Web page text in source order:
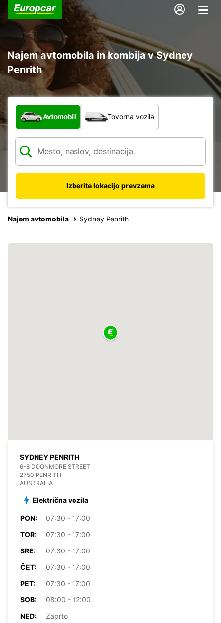
Najem avtomobila in kombija v Sydney
Penrith
Katera vrsta vozila?
Avtomobili Tovorna vozila
Izberite lokacijo prevzema
Najem avtomobila Sydney Penrith
SYDNEY PENRITH
6-8 DOONMORE STREET
2750 PENRITH
AUSTRALIA
Električna vozila
PON:
07:30 - 17:00
TOR:
07:30 - 17:00
SRE:
07:30 - 17:00
ČET:
07:30 - 17:00
PET:
07:30 - 17:00
SOB:
08:00 - 12:00
NED:
Zaprto